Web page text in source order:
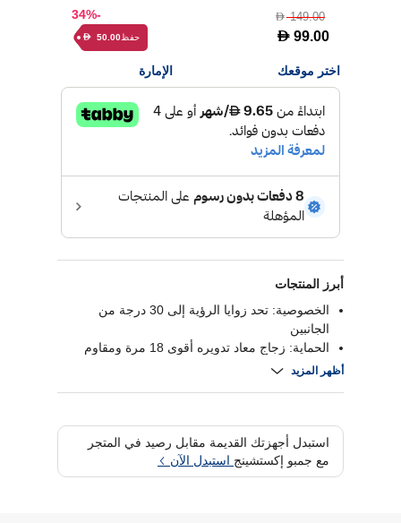
D149.00
D 99.00
-34%
حفظ D 50.00
اختر موقعك الإمارة
أبرز المنتجات
الخصوصية: تحد زوايا الرؤية إلى 30 درجة من
الجانبين
الحماية: زجاج معاد تدويره أقوى 18 مرة ومقاوم
للخدش بدرجة 9 إتش
أظهر المزيد
استبدل أجهزتك القديمة مقابل رصيد في المتجر
مع جمبو إكستشينج استبدل الآن